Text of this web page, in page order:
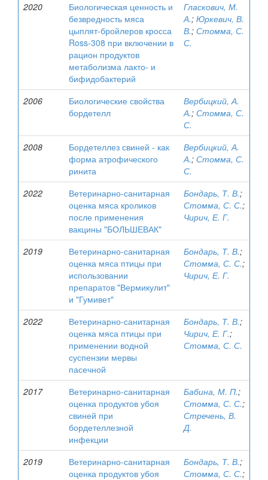
2020
Биологическая ценность и
безвредность мяса
цыплят-бройлеров кросса
Ross-308 при включении в
рацион продуктов
метаболизма лакто- и
бифидобактерий
Гласкович, М.
А.; Юркевич, В.
В.; Стомма, С.
С.
2006
Биологические свойства
бордетелл
Вербицкий, А.
А.; Стомма, С.
С.
2008
Бордетеллез свиней - как
форма атрофического
ринита
Вербицкий, А.
А.; Стомма, С.
С.
2022
Ветеринарно-санитарная
оценка мяса кроликов
после применения
вакцины "БОЛЬШЕВАК"
Бондарь, Т. В.;
Стомма, С. С.;
Чирич, Е. Г.
2019
Ветеринарно-санитарная
оценка мяса птицы при
использовании
препаратов "Вермикулит"
и "Гумивет"
Бондарь, Т. В.;
Стомма, С. С.;
Чирич, Е. Г.
2022
Ветеринарно-санитарная
оценка мяса птицы при
применении водной
суспензии мервы
пасечной
Бондарь, Т. В.;
Чирич, Е. Г.;
Стомма, С. С.
2017
Ветеринарно-санитарная
оценка продуктов убоя
свиней при
бордетеллезной
инфекции
Бабина, М. П.;
Стомма, С. С.;
Стречень, В.
Д.
2019
Ветеринарно-санитарная
оценка продуктов убоя
Бондарь, Т. В.;
Стомма, С. С.;